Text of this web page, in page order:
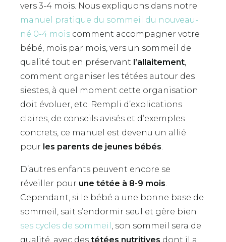
vers 3-4 mois. Nous expliquons dans notre
manuel pratique du sommeil du nouveau-
né 0-4 mois comment accompagner votre
bébé, mois par mois, vers un sommeil de
qualité tout en préservant l’allaitement
comment organiser les tétées autour des
siestes, à quel moment cette organisation
doit évoluer, etc. Rempli d’explications
claires, de conseils avisés et d’exemples
concrets, ce manuel est devenu un allié
pour les parents de jeunes bébés
D’autres enfants peuvent encore se
réveiller pour une tétée à 8-9 mois.
Cependant, si le bébé a une bonne base de
sommeil, sait s’endormir seul et gère bien
ses cycles de sommeil , son sommeil sera de
qualité, avec des tétées nutritives dont il a